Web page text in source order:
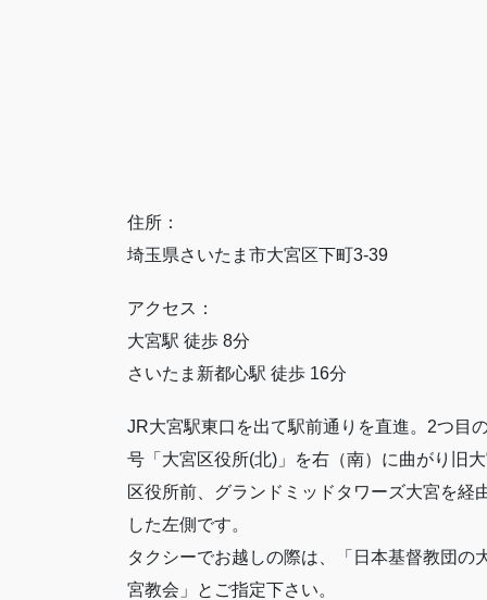
住所：
埼玉県さいたま市大宮区下町3-39
アクセス：
大宮駅 徒歩 8分
さいたま新都心駅 徒歩 16分
JR大宮駅東口を出て駅前通りを直進。2つ目
号「大宮区役所(北)」を右（南）に曲がり旧
区役所前、グランドミッドタワーズ大宮を経
した左側です。
タクシーでお越しの際は、「日本基督教団の
宮教会」とご指定下さい。